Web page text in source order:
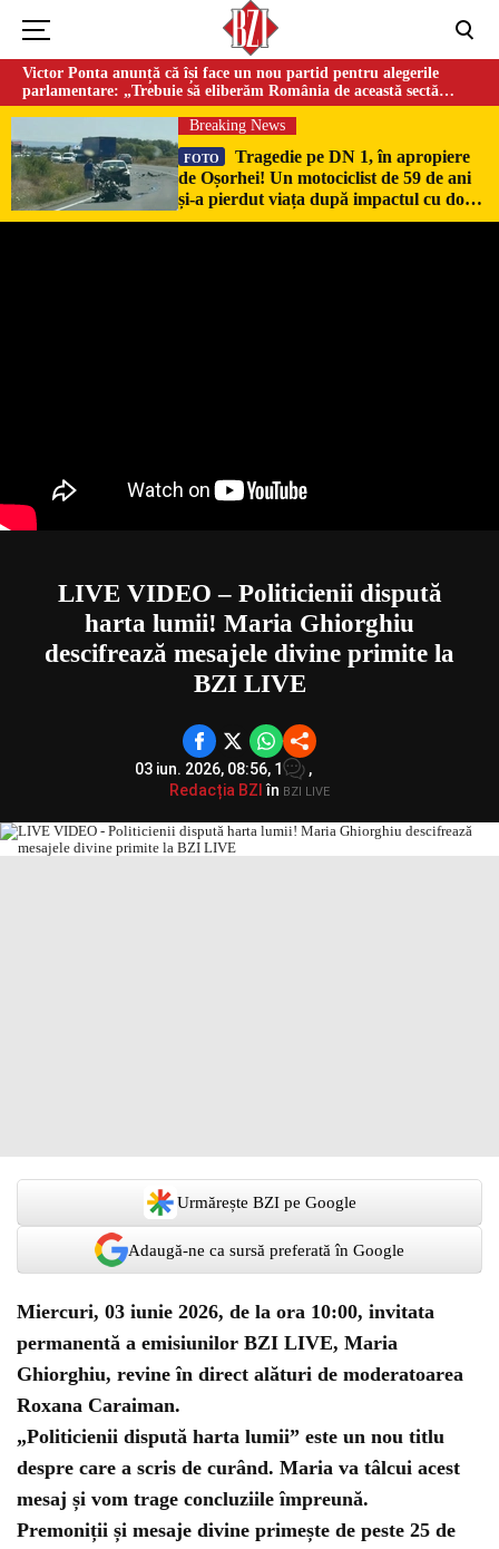
Victor Ponta anunță că își face un nou partid pentru alegerile
parlamentare: „Trebuie să eliberăm România de această sectă
globalistă”
Breaking News
FOTO
Tragedie pe DN 1, în apropiere
de Oșorhei! Un motociclist de 59 de ani
și-a pierdut viața după impactul cu două
mașini!
LIVE VIDEO – Politicienii dispută
harta lumii! Maria Ghiorghiu
descifrează mesajele divine primite la
BZI LIVE
03 iun. 2026, 08:56, 1
,
Redacția BZI în BZI LIVE
Urmărește BZI pe Google
Adaugă-ne ca sursă preferată în Google
Miercuri, 03 iunie 2026, de la ora 10:00, invitata
permanentă a emisiunilor BZI LIVE, Maria
Ghiorghiu, revine în direct alături de moderatoarea
Roxana Caraiman.
„Politicienii dispută harta lumii” este un nou titlu
despre care a scris de curând. Maria va tâlcui acest
mesaj și vom trage concluziile împreună.
Premoniții și mesaje divine primește de peste 25 de